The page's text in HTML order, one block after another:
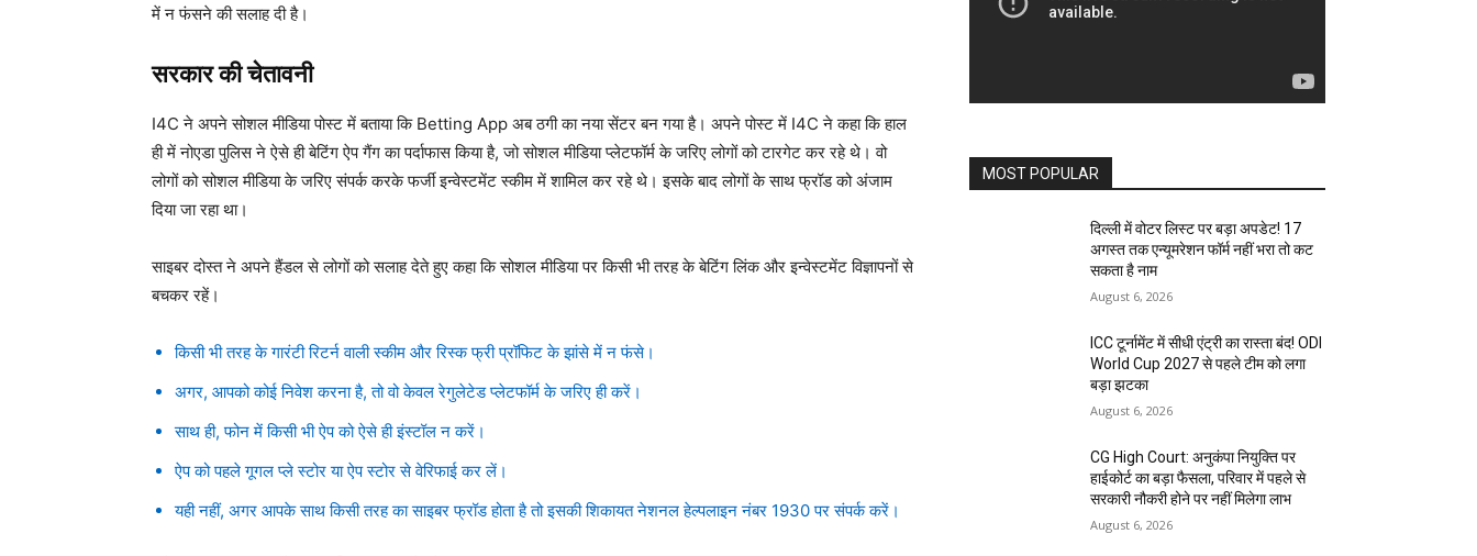
में न फंसने की सलाह दी है।
सरकार की चेतावनी
I4C ने अपने सोशल मीडिया पोस्ट में बताया कि Betting App अब ठगी का नया सेंटर बन गया है। अपने पोस्ट में I4C ने कहा कि हाल
ही में नोएडा पुलिस ने ऐसे ही बेटिंग ऐप गैंग का पर्दाफास किया है, जो सोशल मीडिया प्लेटफॉर्म के जरिए लोगों को टारगेट कर रहे थे। वो
लोगों को सोशल मीडिया के जरिए संपर्क करके फर्जी इन्वेस्टमेंट स्कीम में शामिल कर रहे थे। इसके बाद लोगों के साथ फ्रॉड को अंजाम
दिया जा रहा था।
साइबर दोस्त ने अपने हैंडल से लोगों को सलाह देते हुए कहा कि सोशल मीडिया पर किसी भी तरह के बेटिंग लिंक और इन्वेस्टमेंट विज्ञापनों से
बचकर रहें।
किसी भी तरह के गारंटी रिटर्न वाली स्कीम और रिस्क फ्री प्रॉफिट के झांसे में न फंसे।
अगर, आपको कोई निवेश करना है, तो वो केवल रेगुलेटेड प्लेटफॉर्म के जरिए ही करें।
साथ ही, फोन में किसी भी ऐप को ऐसे ही इंस्टॉल न करें।
ऐप को पहले गूगल प्ले स्टोर या ऐप स्टोर से वेरिफाई कर लें।
यही नहीं, अगर आपके साथ किसी तरह का साइबर फ्रॉड होता है तो इसकी शिकायत नेशनल हेल्पलाइन नंबर 1930 पर संपर्क करें।
MOST POPULAR
दिल्ली में वोटर लिस्ट पर बड़ा अपडेट! 17
अगस्त तक एन्यूमरेशन फॉर्म नहीं भरा तो कट
सकता है नाम
August 6, 2026
ICC टूर्नामेंट में सीधी एंट्री का रास्ता बंद! ODI
World Cup 2027 से पहले टीम को लगा
बड़ा झटका
August 6, 2026
CG High Court: अनुकंपा नियुक्ति पर
हाईकोर्ट का बड़ा फैसला, परिवार में पहले से
सरकारी नौकरी होने पर नहीं मिलेगा लाभ
August 6, 2026